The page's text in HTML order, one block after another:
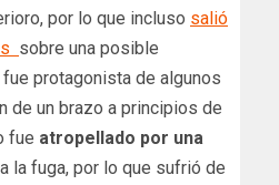
por lo que incluso salió
sobre una posible
protagonista de algunos
de un brazo a principios de
fue atropellado por una
la fuga, por lo que sufrió de